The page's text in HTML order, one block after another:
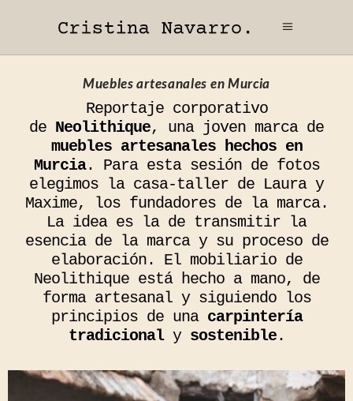
Muebles artesanales en Murcia
Reportaje corporativo
de Neolithique, una joven marca de
muebles artesanales hechos en
Murcia. Para esta sesión de fotos
elegimos la casa-taller de Laura y
Maxime, los fundadores de la marca.
La idea es la de transmitir la
esencia de la marca y su proceso de
elaboración. El mobiliario de
Neolithique está hecho a mano, de
forma artesanal y siguiendo los
principios de una carpintería
tradicionaly sostenible.